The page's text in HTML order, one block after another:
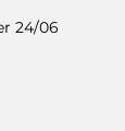
24/06